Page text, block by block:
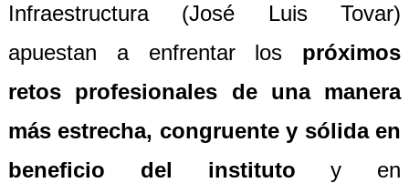
Infraestructura (José Luis Tovar)
apuestan a enfrentar los próximos
retos profesionales de una manera
más estrecha, congruente y sólida en
beneficio del instituto y en